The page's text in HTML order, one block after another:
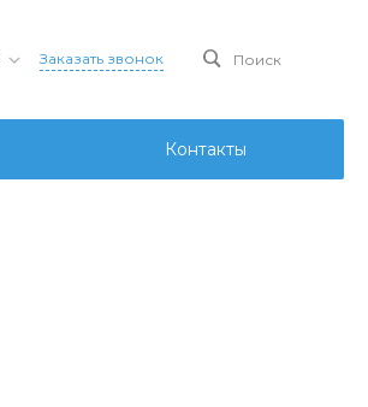
Заказать звонок Поиск
Контакты